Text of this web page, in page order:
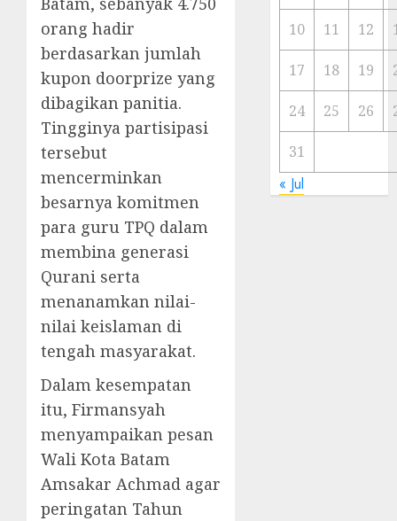
orang hadir
berdasarkan jumlah
kupon doorprize yang
dibagikan panitia.
Tingginya partisipasi
tersebut
mencerminkan
besarnya komitmen
para guru TPQ dalam
membina generasi
Qurani serta
menanamkan nilai-
nilai keislaman di
tengah masyarakat.
Dalam kesempatan
itu, Firmansyah
menyampaikan pesan
Wali Kota Batam
Amsakar Achmad agar
peringatan Tahun
23/11/
10 11 12
17 18 19
24 25 26
31
« Jul